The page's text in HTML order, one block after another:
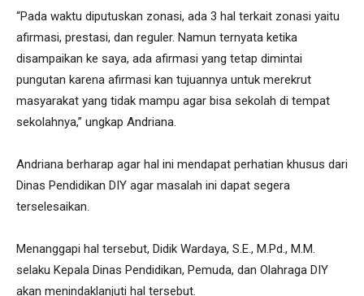
“Pada waktu diputuskan zonasi, ada 3 hal terkait zonasi yaitu
afirmasi, prestasi, dan reguler. Namun ternyata ketika
disampaikan ke saya, ada afirmasi yang tetap dimintai
pungutan karena afirmasi kan tujuannya untuk merekrut
masyarakat yang tidak mampu agar bisa sekolah di tempat
sekolahnya,” ungkap Andriana.
Andriana berharap agar hal ini mendapat perhatian khusus dari
Dinas Pendidikan DIY agar masalah ini dapat segera
terselesaikan.
Menanggapi hal tersebut, Didik Wardaya, S.E., M.Pd., M.M.
selaku Kepala Dinas Pendidikan, Pemuda, dan Olahraga DIY
akan menindaklanjuti hal tersebut.